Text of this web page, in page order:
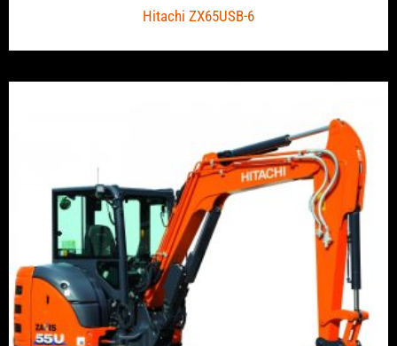
Hitachi ZX65USB-6